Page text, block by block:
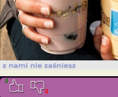
0
0